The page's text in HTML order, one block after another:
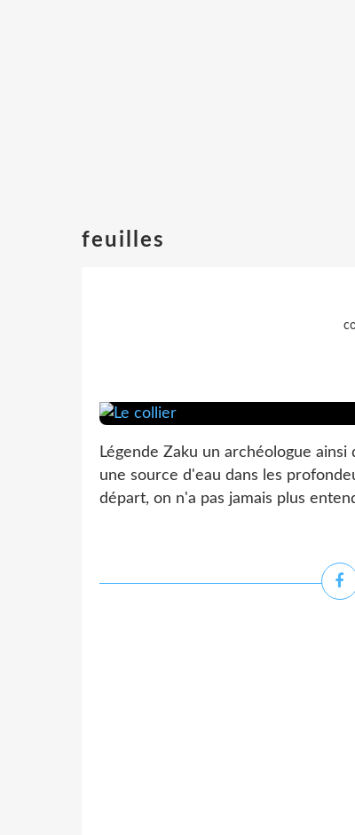
feuilles
Légende Zaku un archéologue
une source d'eau dans les
départ, on n'a pas jamais plus